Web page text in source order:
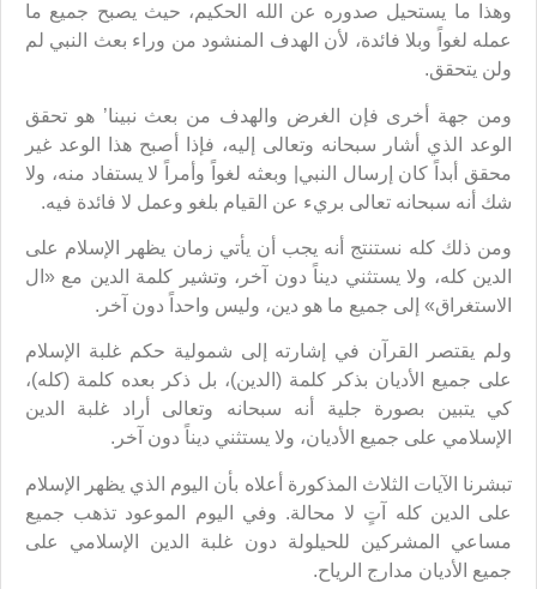
وهذا ما يستحيل صدوره عن الله الحكيم، حيث يصبح جميع ما
عمله لغواً وبلا فائدة، لأن الهدف المنشود من وراء بعث النبي لم
ولن يتحقق.
ومن جهة أخرى فإن الغرض والهدف من بعث نبينا’ هو تحقق
الوعد الذي أشار سبحانه وتعالى إليه، فإذا أصبح هذا الوعد غير
محقق أبداً كان إرسال النبي| وبعثه لغواً وأمراً لا يستفاد منه، ولا
شك أنه سبحانه تعالى بريء عن القيام بلغو وعمل لا فائدة فيه.
ومن ذلك كله نستنتج أنه يجب أن يأتي زمان يظهر الإسلام على
الدين كله، ولا يستثني ديناً دون آخر، وتشير كلمة الدين مع «ال
الاستغراق» إلى جميع ما هو دين، وليس واحداً دون آخر.
ولم يقتصر القرآن في إشارته إلى شمولية حكم غلبة الإسلام
على جميع الأديان بذكر كلمة (الدين)، بل ذكر بعده كلمة (كله)،
كي يتبين بصورة جلية أنه سبحانه وتعالى أراد غلبة الدين
الإسلامي على جميع الأديان، ولا يستثني ديناً دون آخر.
تبشرنا الآيات الثلاث المذكورة أعلاه بأن اليوم الذي يظهر الإسلام
على الدين كله آتٍ لا محالة. وفي اليوم الموعود تذهب جميع
مساعي المشركين للحيلولة دون غلبة الدين الإسلامي على
جميع الأديان مدارج الرياح.